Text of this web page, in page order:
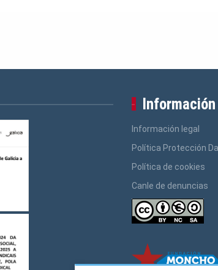
Información
Información legal
Política Protección
Política de cookies
Canle de denuncias